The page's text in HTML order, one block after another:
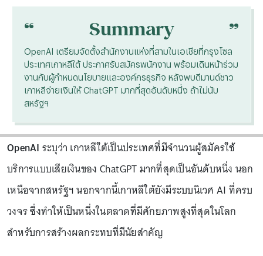
“ Summary “
OpenAI เตรียมจัดตั้งสำนักงานแห่งที่สามในเอเชียที่กรุงโซล
ประเทศเกาหลีใต้ ประกาศรับสมัครพนักงาน พร้อมเดินหน้าร่วม
งานกับผู้กำหนดนโยบายและองค์กรธุรกิจ หลังพบดีมานด์ชาว
เกาหลีจ่ายเงินให้ ChatGPT มากที่สุดอันดับหนึ่ง ถ้าไม่นับ
สหรัฐฯ
OpenAI ระบุว่า เกาหลีใต้เป็นประเทศที่มีจำนวนผู้สมัครใช้
บริการแบบเสียเงินของ ChatGPT มากที่สุดเป็นอันดับหนึ่ง นอก
เหนือจากสหรัฐฯ นอกจากนี้เกาหลีใต้ยังมีระบบนิเวศ AI ที่ครบ
วงจร ซึ่งทำให้เป็นหนึ่งในตลาดที่มีศักยภาพสูงที่สุดในโลก
สำหรับการสร้างผลกระทบที่มีนัยสำคัญ